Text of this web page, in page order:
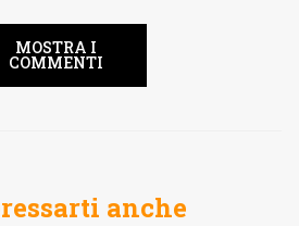
MOSTRA I
COMMENTI
anche